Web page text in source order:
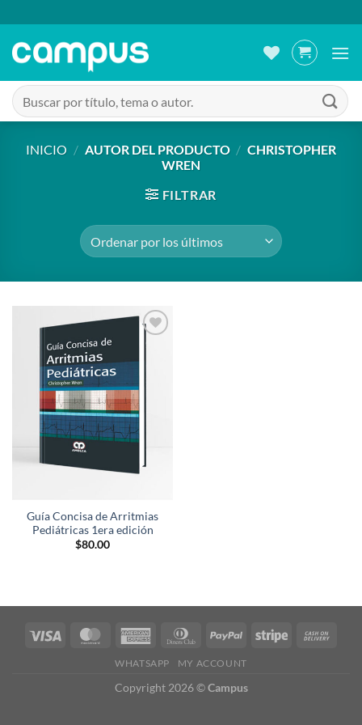
al
contenido
Buscar
por:
INICIO / AUTOR DEL PRODUCTO / CHRISTOPHER
WREN
FILTRAR
Añadir
Guía Concisa de Arritmias
Pediátricas 1era edición
$80.00
WHATSAPP MY ACCOUNT
Copyright 2026 ©Campus